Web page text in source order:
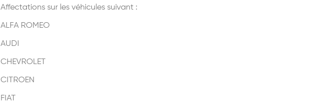
Affectations sur les véhicules suivant :
ALFA ROMEO
AUDI
CHEVROLET
CITROEN
FIAT